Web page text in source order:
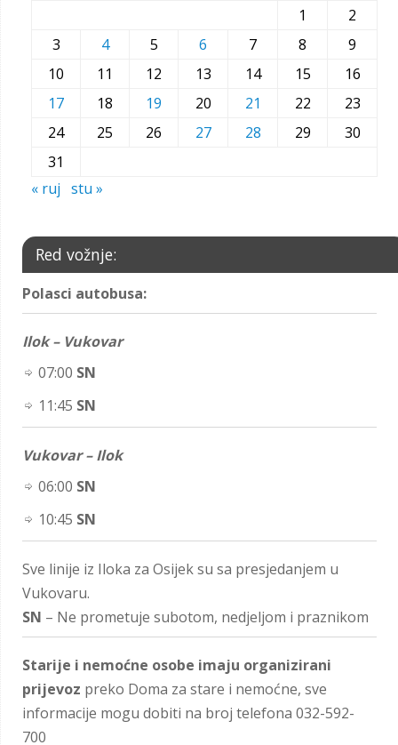
1
2
3
4 5 6 7 8
9
10
11 12 13 14 15
16
17
18 19 20 21 22
23
24
25 26 27 28 29
30
31
« ruj stu »
Red vožnje:
Polasci autobusa:
Ilok – Vukovar
07:00 SN
11:45 SN
Vukovar – Ilok
06:00 SN
10:45 SN
Sve linije iz Iloka za Osijek su sa presjedanjem u
Vukovaru.
SN – Ne prometuje subotom, nedjeljom i praznikom
Starije i nemoćne osobe imaju organizirani
prijevoz preko Doma za stare i nemoćne, sve
informacije mogu dobiti na broj telefona 032-592-
700